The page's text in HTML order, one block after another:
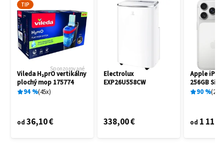
TIP
Sponzorované
Vileda H₂prO vertikálny
plochý mop 175774
94% 45x
od 36,10 €
Electrolux
EXP26U558CW
338,00 €
Apple
256GB
90% 25
od 1